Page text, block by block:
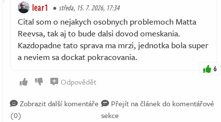
lear1 středa, 15. 7. 2026, 17:34
Cital som o nejakych osobnych problemoch Matta
Reevsa, tak aj to bude dalsi dovod omeskania.
Kazdopadne tato sprava ma mrzi, jednotka bola super
a neviem sa dockat pokracovania.
6
Odpovědět
Zobrazit další komentáře
(0)
Přejít na článek do komentářové
sekce